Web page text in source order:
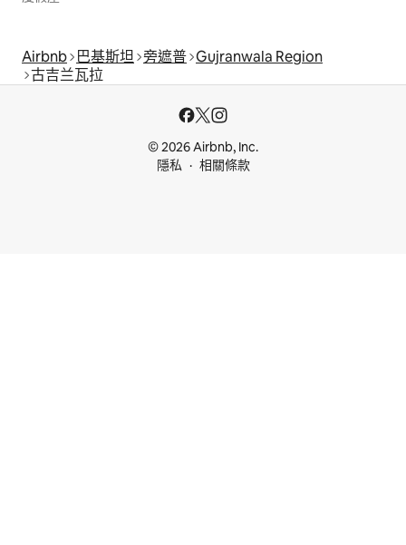
Airbnb 巴基斯坦 旁遮普 Gujranwala Region
古吉兰瓦拉
© 2026 Airbnb, Inc.
隱私
相關條款